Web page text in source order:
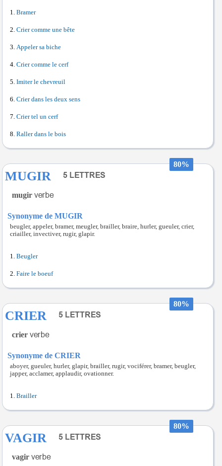
Bramer
Crier comme une bête
Appeler sa biche
Crier comme le cerf
Imiter le chevreuil
Crier dans les deux sens
Crier tel un cerf
Raller dans le bois
80%
MUGIR
mugir
Synonyme de MUGIR
beugler, appeler, bramer, meugler, brailler, braire, hurler, gueuler, crier,
criailler, invectiver, rugir, glapir.
Beugler
Faire le boeuf
80%
CRIER
crier
Synonyme de CRIER
aboyer, gueuler, hurler, glapir, brailler, rugir, vociférer, bramer, beugler,
japper, acclamer, applaudir, ovationner.
Brailler
80%
VAGIR
vagir